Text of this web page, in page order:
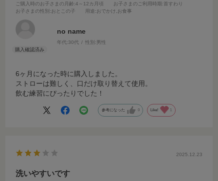
ご購入時のお子さまの月齢:4～12カ月頃 お子さまのご利用時期 :首すわり
お子さまの性別 :おとこの子 用途:おでかけ,お食事
no name
年代:30代 性別:男性
6ヶ月になった時に購入しました。
ストローは難しく、口だけ取り替えて使用。
飲む練習にぴったりでした！
参考になった 0 Like! 1
2025.12.23
洗いやすいです